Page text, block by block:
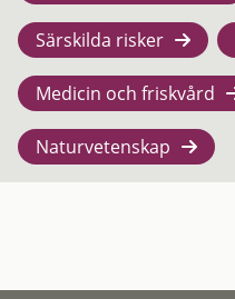
Särskilda risker
Medicin och friskvård
Naturvetenskap